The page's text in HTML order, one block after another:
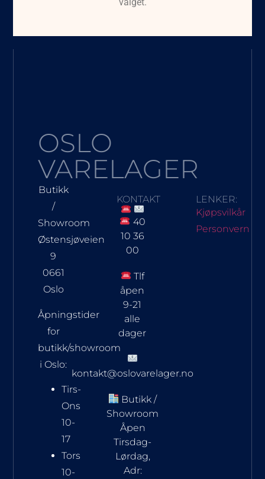
OSLO
VARELAGER
Butikk
/
Showroom
Østensjøveien
9
0661
Oslo
Åpningstider
for
butikk/showroom
i Oslo:
Tirs-
Ons
10-
17
Tors
10-
KONTAKT
40
10 36
00
Tlf
åpen
9-21
alle
dager
kontakt@oslovarelager.no
Butikk /
Showroom
Åpen
Tirsdag-
Lørdag,
Adr:
LENKER:
Kjøpsvilkår
Personvern